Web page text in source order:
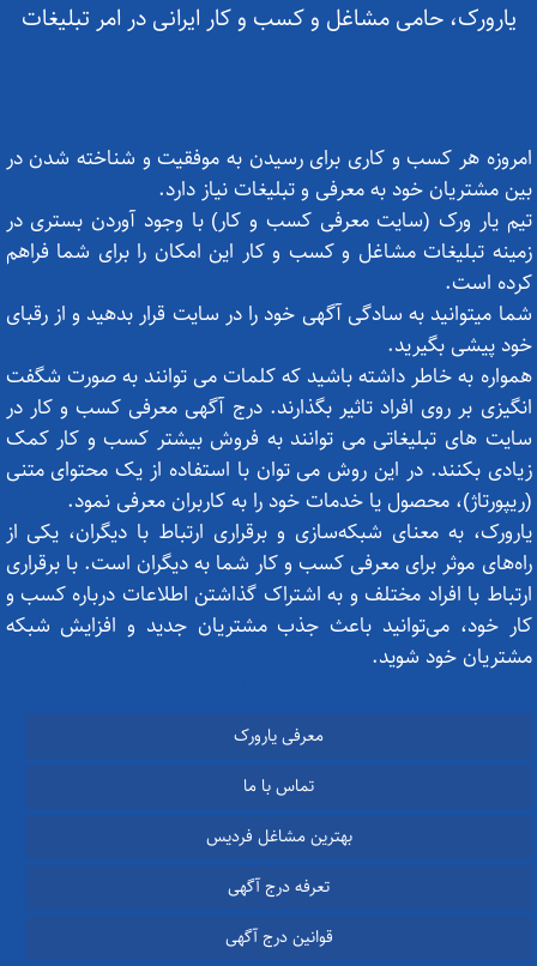
یارورک، حامی مشاغل و کسب و کار ایرانی در امر تبلیغات
امروزه هر کسب و کاری برای رسیدن به موفقیت و شناخته شدن در
بین مشتریان خود به معرفی و تبلیغات نیاز دارد.
تیم یار ورک (سایت معرفی کسب و کار) با وجود آوردن بستری در
زمینه تبلیغات مشاغل و کسب و کار این امکان را برای شما فراهم
کرده است.
شما میتوانید به سادگی آگهی خود را در سایت قرار بدهید و از رقبای
خود پیشی بگیرید.
همواره به خاطر داشته باشید که کلمات می توانند به صورت شگفت
انگیزی بر روی افراد تاثیر بگذارند. درج آگهی معرفی کسب و کار در
سایت های تبلیغاتی می توانند به فروش بیشتر کسب و کار کمک
زیادی بکنند. در این روش می توان با استفاده از یک محتوای متنی
(ریپورتاژ)، محصول یا خدمات خود را به کاربران معرفی نمود.
یارورک، به معنای شبکه‌سازی و برقراری ارتباط با دیگران، یکی از
راه‌های موثر برای معرفی کسب و کار شما به دیگران است. با برقراری
ارتباط با افراد مختلف و به اشتراک گذاشتن اطلاعات درباره کسب و
کار خود، می‌توانید باعث جذب مشتریان جدید و افزایش شبکه
مشتریان خود شوید.
معرفی یارورک
تماس با ما
بهترین مشاغل فردیس
تعرفه درج آگهی
قوانین درج آگهی